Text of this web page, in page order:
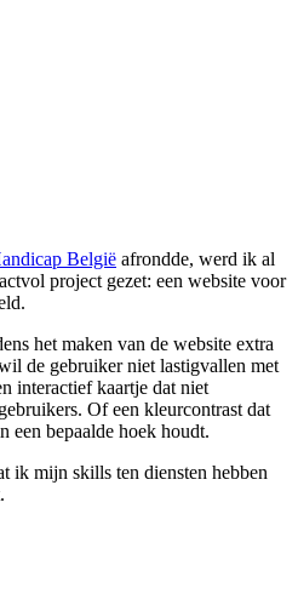
België afrondde, werd ik al
project gezet: een website voor
het maken van de website extra
de gebruiker niet lastigvallen met
interactief kaartje dat niet
Of een kleurcontrast dat
een bepaalde hoek houdt.
ik mijn skills ten diensten hebben